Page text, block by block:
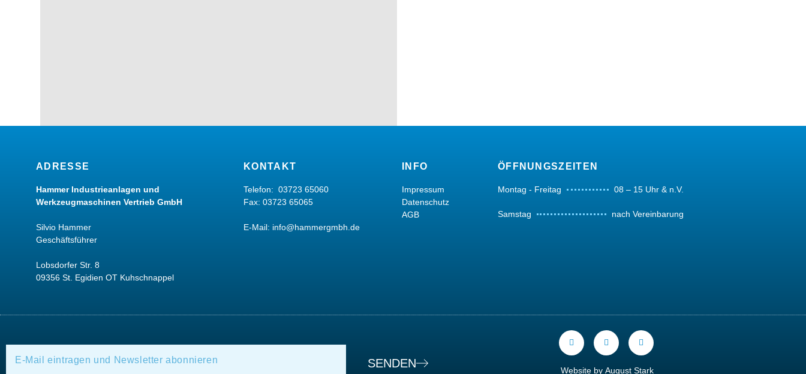
ADRESSE
Hammer Industrieanlagen und
Werkzeugmaschinen Vertrieb GmbH
Silvio Hammer
Geschäftsführer
Lobsdorfer Str. 8
09356 St. Egidien OT Kuhschnappel
KONTAKT
Telefon: 03723 65060
Fax: 03723 65065
E-Mail: info@hammergmbh.de
INFO
Impressum
Datenschutz
AGB
ÖFFNUNGSZEITEN
Montag - Freitag 08 – 15 Uhr & n.V.
Samstag nach Vereinbarung
SENDEN
Website by August Stark